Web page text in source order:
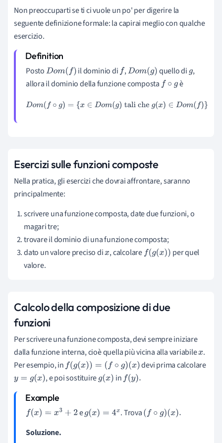
Non preoccuparti se ti ci vuole un po' per digerire la
seguente definizione formale: la capirai meglio con qualche
esercizio.
PostoDom(f) il dominio dif ,Dom(g) quello dig,
allora il dominio della funzione composta f∘g
è
Dom(f ∘g )={x ∈ Dom(g)tali cheg(x)∈D om(f)}
Esercizi sulle funzioni composte
Nella pratica, gli esercizi che dovrai affrontare, saranno
principalmente:
scrivere una funzione composta, date due funzioni, o
magari tre;
trovare il dominio di una funzione composta;
dato un valore preciso dix, calcolaref(g(x))
per quel
valore.
Calcolo della composizione di due
funzioni
Per scrivere una funzione composta, devi sempre iniziare
dalla funzione interna, cioè quella più vicina alla variabilex.
Per esempio, inf(g(x))=(f ∘g) (x) devi prima calcolare
y=g( x) , e poi sostituireg(x) inf(y).
f(x)=x 3+ 2 eg(x)= 4x . Trova(f∘ g)(x).
Soluzione.